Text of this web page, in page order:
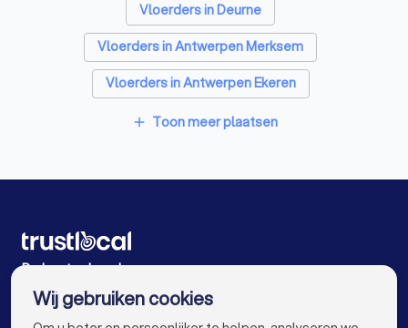
Vloerders in Deurne
Vloerders in Antwerpen Merksem
Vloerders in Antwerpen Ekeren
Vloerders in Antwerpen Wilrijk
Vloerders in Mortsel
Vloerders in Aalst
Vloerders in Kortrijk
Vloerders in Hasselt
Vloerders in Sint-Niklaas
add Toon meer plaatsen
De beste vloerders voor u
Wij gebruiken cookies